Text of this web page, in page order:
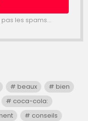
les spams...
beaux
bien
coca-cola:
conseils